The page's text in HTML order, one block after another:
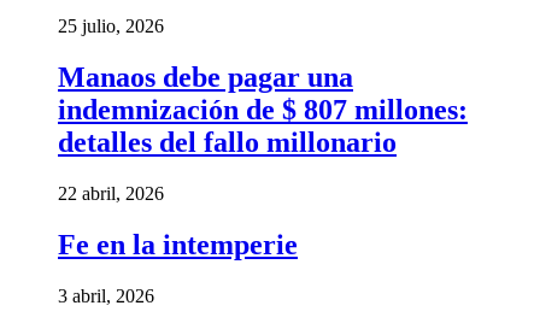
25 julio, 2026
Manaos debe pagar una
indemnización de $ 807 millones:
detalles del fallo millonario
22 abril, 2026
Fe en la intemperie
3 abril, 2026